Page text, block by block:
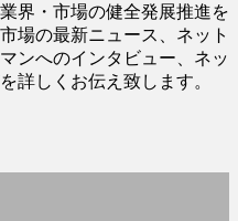
界・市場の健全発展推進を
場の最新ニュース、ネット
ンへのインタビュー、ネッ
詳しくお伝え致します。